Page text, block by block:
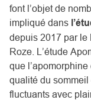
font l’objet de
impliqué dans
depuis 2017 par le
Roze. L’étude
que
qualité du
fluctuants avec